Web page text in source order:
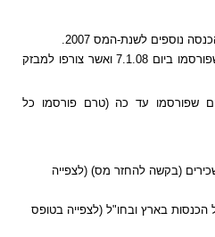
נוספים לשנת-המס 2007.
טפסים אלה מתווספים לטפסים שפורסמו ביום 7.1.08 ואשר צורפו למבזק
שפורסמו עד כה (טרם פורסמו כל
לשכירים (בקשה להחזר מס) (לצפייה
הכנסות בארץ ובחו"ל (לצפייה בטופס